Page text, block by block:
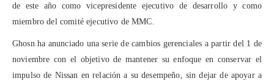
de este año como vicepresidente ejecutivo de desarrollo y como
miembro del comité ejecutivo de MMC.
Ghosn ha anunciado una serie de cambios gerenciales a partir del 1 de
noviembre con el objetivo de mantener su enfoque en conservar el
impulso de Nissan en relación a su desempeño, sin dejar de apoyar a